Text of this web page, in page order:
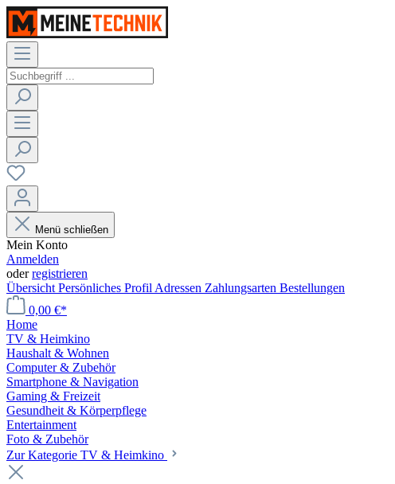
Menü schließen
Mein Konto
Anmelden
oderregistrieren
Übersicht Persönliches Profil Adressen Zahlungsarten Bestellungen
0,00 €*
Home
TV & Heimkino
Haushalt & Wohnen
Computer & Zubehör
Smartphone & Navigation
Gaming & Freizeit
Gesundheit & Körperpflege
Entertainment
Foto & Zubehör
Zur Kategorie TV & Heimkino